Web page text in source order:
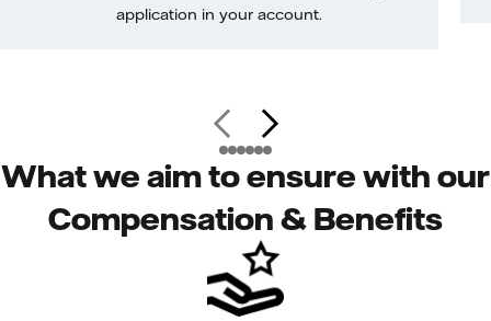
application in your account.
What we aim to ensure with our
Compensation & Benefits